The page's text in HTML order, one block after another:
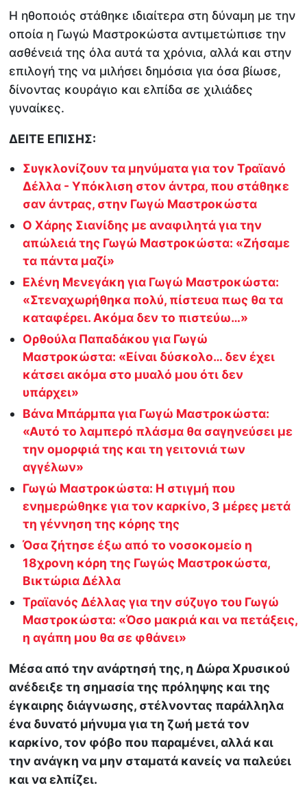
Η ηθοποιός στάθηκε ιδιαίτερα στη δύναμη με την
οποία η Γωγώ Μαστροκώστα αντιμετώπισε την
ασθένειά της όλα αυτά τα χρόνια, αλλά και στην
επιλογή της να μιλήσει δημόσια για όσα βίωσε,
δίνοντας κουράγιο και ελπίδα σε χιλιάδες
γυναίκες.
ΔΕΙΤΕ ΕΠΙΣΗΣ:
Συγκλονίζουν τα μηνύματα για τον Τραϊανό
Δέλλα - Υπόκλιση στον άντρα, που στάθηκε
σαν άντρας, στην Γωγώ Μαστροκώστα
Ο Χάρης Σιανίδης με αναφιλητά για την
απώλειά της Γωγώ Μαστροκώστα: «Ζήσαμε
τα πάντα μαζί»
Ελένη Μενεγάκη για Γωγώ Μαστροκώστα:
«Στεναχωρήθηκα πολύ, πίστευα πως θα τα
καταφέρει. Ακόμα δεν το πιστεύω…»
Ορθούλα Παπαδάκου για Γωγώ
Μαστροκώστα: «Είναι δύσκολο… δεν έχει
κάτσει ακόμα στο μυαλό μου ότι δεν
υπάρχει»
Βάνα Μπάρμπα για Γωγώ Μαστροκώστα:
«Αυτό το λαμπερό πλάσμα θα σαγηνεύσει με
την ομορφιά της και τη γειτονιά των
αγγέλων»
Γωγώ Μαστροκώστα: Η στιγμή που
ενημερώθηκε για τον καρκίνο, 3 μέρες μετά
τη γέννηση της κόρης της
Όσα ζήτησε έξω από το νοσοκομείο η
18χρονη κόρη της Γωγώς Μαστροκώστα,
Βικτώρια Δέλλα
Τραϊανός Δέλλας για την σύζυγο του Γωγώ
Μαστροκώστα: «Όσο μακριά και να πετάξεις,
η αγάπη μου θα σε φθάνει»
Μέσα από την ανάρτησή της, η Δώρα Χρυσικού
ανέδειξε τη σημασία της πρόληψης και της
έγκαιρης διάγνωσης, στέλνοντας παράλληλα
ένα δυνατό μήνυμα για τη ζωή μετά τον
καρκίνο, τον φόβο που παραμένει, αλλά και
την ανάγκη να μην σταματά κανείς να παλεύει
και να ελπίζει.